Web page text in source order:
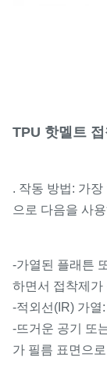
TPU 핫멜트
. 작동 방법: 가
으로 다음을 사
-가열된 플래튼
하면서 접착제가
-적외선(IR) 가열
-뜨거운 공기 또
가 필름 표면으